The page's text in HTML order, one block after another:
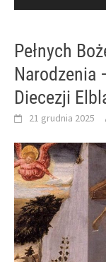
Pełnych
Narodzenia
Diecezji
21 grudnia 2025